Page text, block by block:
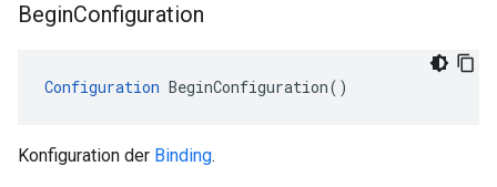
BeginConfiguration
Configuration BeginConfiguration()
Konfiguration der Binding.